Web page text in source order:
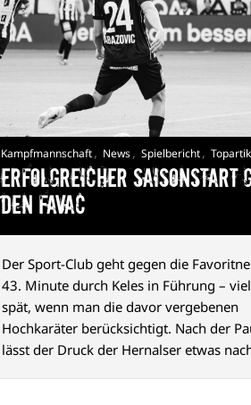
Kampfmannschaft, News, Spielbericht,
Erfolgreicher Saisonstart
den FavAC
Der Sport-Club geht gegen die
43. Minute durch Keles in Führung –
spät, wenn man die davor vergebenen
Hochkaräter berücksichtigt. Nach der
lässt der Druck der Hernalser etwas